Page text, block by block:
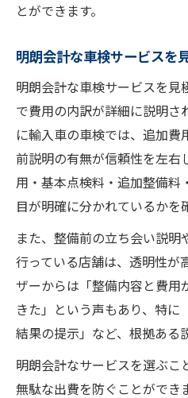
とができます。
明朗会計な車検サービスを
明朗会計な車検サービスを
で費用の内訳が詳細に説明さ
に輸入車の車検では、追加
前説明の有無が信頼性を左右
用・基本点検料・追加整備料
目が明確に分かれているかを
また、整備前の立ち会い説明
行っている店舗は、透明性が
ザーからは「整備内容と費用
きた」という声もあり、特に
結果の提示」など、根拠ある
明朗会計なサービスを選ぶこ
無駄な出費を防ぐことができ